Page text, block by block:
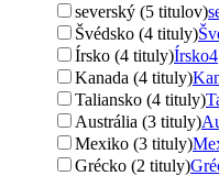
severský (5 titulov)
Švédsko (4 tituly)
Írsko (4 tituly)Írsko4
Kanada (4 tituly)
Taliansko (4 tituly)
Austrália (3 tituly)
Mexiko (3 tituly)
Grécko (2 tituly)